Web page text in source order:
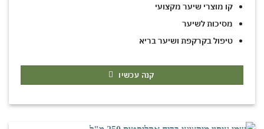
קו מוצרי שיער מקצועי
מסיכות לשיער
טיפול בקרקפת ושיער בריא
קנה עכשיו